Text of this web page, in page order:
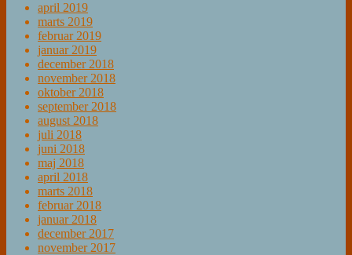
april 2019
marts 2019
februar 2019
januar 2019
december 2018
november 2018
oktober 2018
september 2018
august 2018
juli 2018
juni 2018
maj 2018
april 2018
marts 2018
februar 2018
januar 2018
december 2017
november 2017